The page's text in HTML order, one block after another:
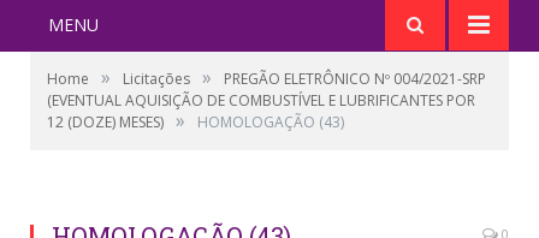
MENU
Home » Licitações »
PREGÃO ELETRÔNICO Nº 004/2021-SRP
(EVENTUAL AQUISIÇÃO DE COMBUSTÍVEL E LUBRIFICANTES POR
12 (DOZE) MESES) » HOMOLOGAÇÃO (43)
0